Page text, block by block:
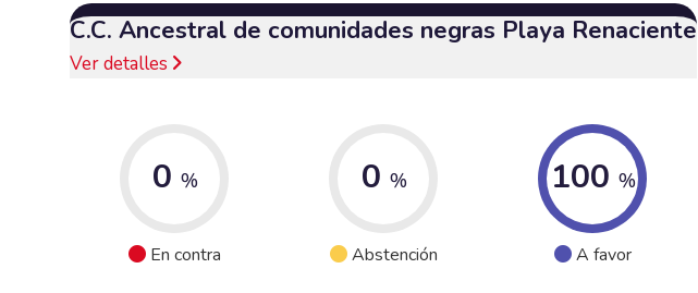
C.C. Ancestral de comunidades negras Playa Renaciente
Ver detalles
0 %
En contra
0 %
Abstención
100 %
A favor